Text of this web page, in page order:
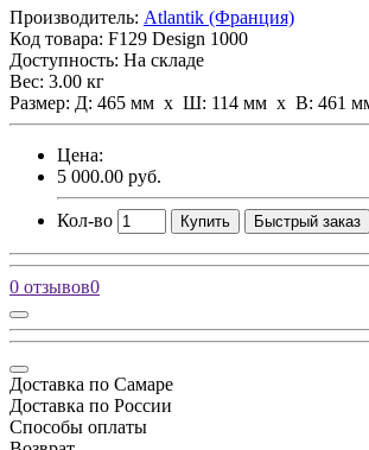
Производитель: Atlantik (Франция)
Код товара: F129 Design 1000
Доступность: На складе
Вес: 3.00 кг
Размер: Д: 465 мм х Ш: 114 мм x В: 461
Цена:
5 000.00 руб.
Кол-во Купить Быстрый заказ
0 отзывов0
Доставка по Самаре
Доставка по России
Способы оплаты